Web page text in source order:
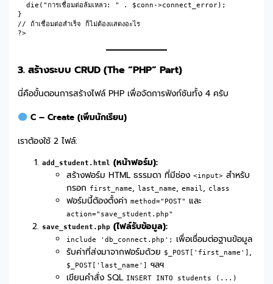
  die("การเชื่อมต่อล้มเหลว: " . $conn->connect_error);
}
// ถ้าเชื่อมต่อสำเร็จ ก็ไม่ต้องแสดงอะไร
3. สร้างระบบ CRUD (The “PHP” Part)
นี่คือขั้นตอนการสร้างไฟล์ PHP เพื่อจัดการฟังก์ชันทั้ง 4 ครับ
C – Create (เพิ่มนักเรียน)
เราต้องใช้ 2 ไฟล์:
add_student.html (หน้าฟอร์ม):
สร้างฟอร์ม HTML ธรรมดา ที่มีช่อง<input> สำหรับ
กรอก first_name,last_name,email, class
ฟอร์มนี้ต้องตั้งค่าmethod="POST" และ
action="save_student.php"
save_student.php (ไฟล์รับข้อมูล):
include 'db_connect.php';
เพื่อเชื่อมต่อฐานข้อมูล
รับค่าที่ส่งมาจากฟอร์มด้วย $_POST['first_name'] ,
$_POST['last_name']
ฯลฯ
เขียนคำสั่ง SQL INSERT INTO students (...)